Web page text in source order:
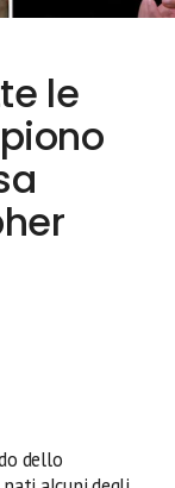
le
dello